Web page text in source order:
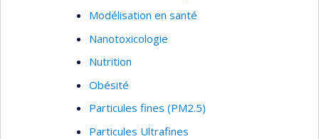
Modélisation en santé
Nanotoxicologie
Nutrition
Obésité
Particules fines (PM2.5)
Particules Ultrafines